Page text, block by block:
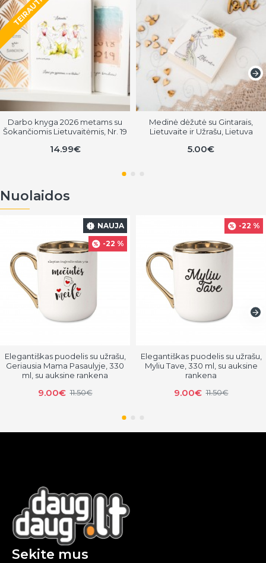
TEIRAUTIS
Darbo knyga 2026 metams su
Šokančiomis Lietuvaitėmis, Nr. 19
14.99€
Medinė dėžutė su Gintarais,
Lietuvaite ir Užrašu, Lietuva
5.00€
Nuolaidos
NAUJA
-22 %
Elegantiškas puodelis su užrašu,
Geriausia Mama Pasaulyje, 330
ml, su auksine rankena
9.00€ 11.50€
-22 %
Elegantiškas puodelis su užrašu,
Myliu Tave, 330 ml, su auksine
rankena
9.00€ 11.50€
Sekite mus